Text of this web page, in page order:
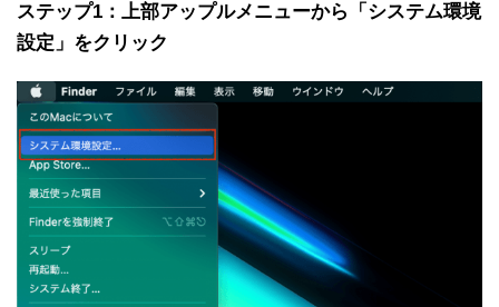
ステップ1：上部アップルメニューから「システム環境
設定」をクリック